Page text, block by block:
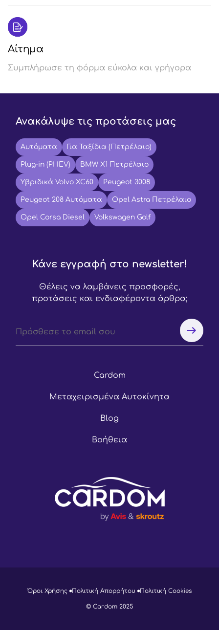
Αίτημα
Συμπλήρωσε τη φόρμα εύκολα και γρήγορα
Ανακάλυψε τις προτάσεις μας
Αυτόματα Για Ταξίδια (Πετρέλαιο)
Plug-in (PHEV) BMW X1 Πετρέλαιο
Υβριδικά Volvo XC60 Peugeot 3008
Peugeot 208 Αυτόματα Opel Astra Πετρέλαιο
Opel Corsa Diesel Volkswagen Golf
Κάνε εγγραφή στο newsletter!
Θέλεις να λαμβάνεις προσφορές,
προτάσεις και ενδιαφέροντα άρθρα;
Cardom
Μεταχειρισμένα Αυτοκίνητα
Blog
Βοήθεια
Όροι Χρήσης Πολιτική Απορρήτου Πολιτική Cookies
© Cardom 2025